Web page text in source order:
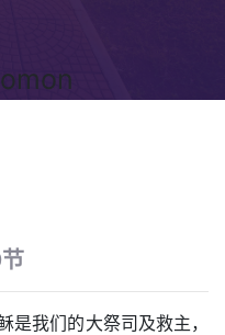
是我们的大祭司及救主，